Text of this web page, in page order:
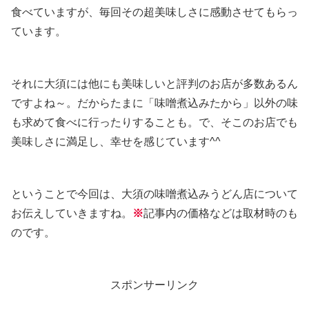
食べていますが、毎回その超美味しさに感動させてもらっ
ています。
それに大須には他にも美味しいと評判のお店が多数あるん
ですよね～。だからたまに「味噌煮込みたから」以外の味
も求めて食べに行ったりすることも。で、そこのお店でも
美味しさに満足し、幸せを感じています^^
ということで今回は、大須の味噌煮込みうどん店について
お伝えしていきますね。
※記事内の価格などは取材時のも
のです。
スポンサーリンク